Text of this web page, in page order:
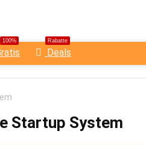
100% Rabatte
Deals
Startup System